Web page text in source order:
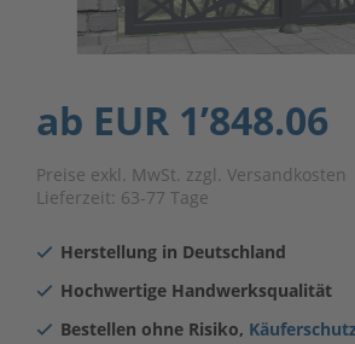
ab EUR 1’848.06
Preise exkl. MwSt. zzgl. Versandkosten
Lieferzeit: 63-77 Tage
Herstellung in Deutschland
Hochwertige Handwerksqualität
Bestellen ohne Risiko,